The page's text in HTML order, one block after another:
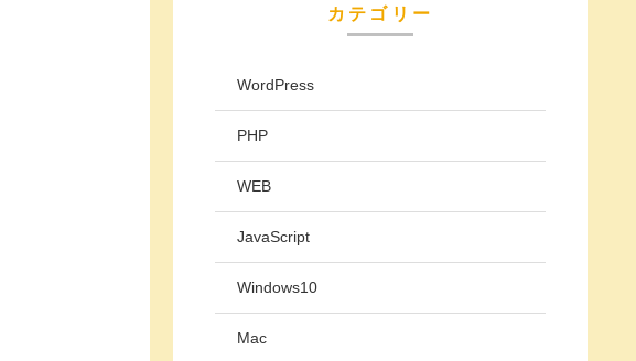
カテゴリー
WordPress
PHP
WEB
JavaScript
Windows10
Mac